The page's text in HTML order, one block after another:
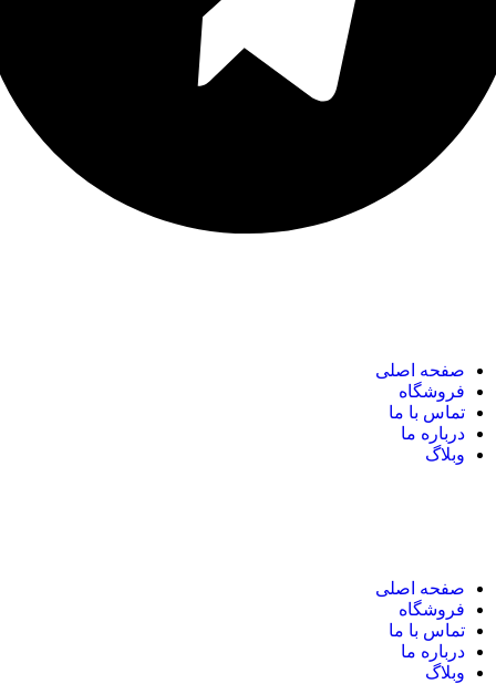
صفحه اصلی
فروشگاه
تماس با ما
درباره ما
وبلاگ
صفحه اصلی
فروشگاه
تماس با ما
درباره ما
وبلاگ